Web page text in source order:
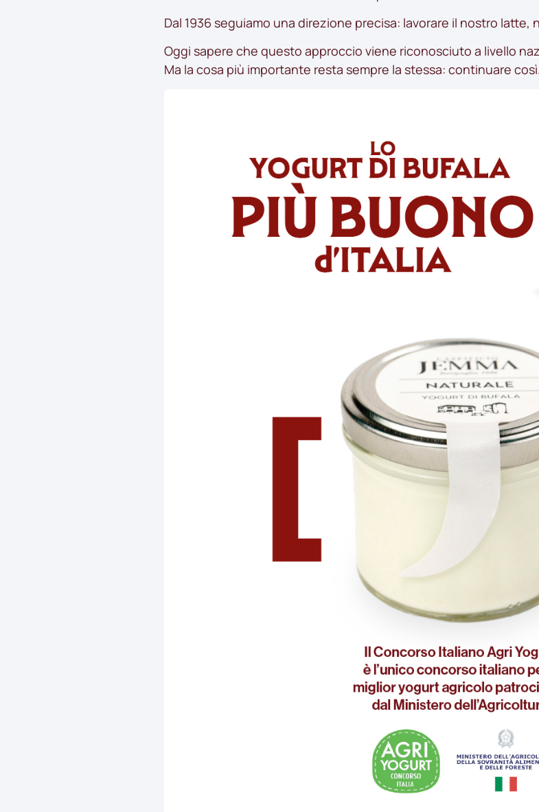
Dal 1936 seguiamo una direzione precisa: lavorare il nostro latte,
Oggi sapere che questo approccio viene riconosciuto a livello
Ma la cosa più importante resta sempre la stessa: continuare così.